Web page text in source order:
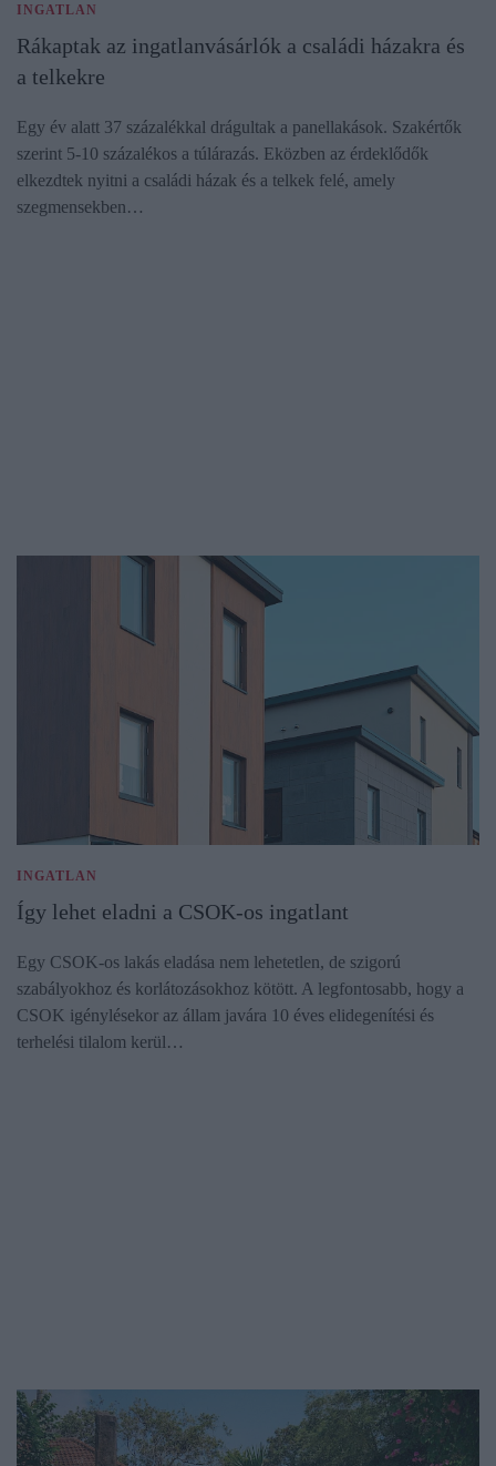
INGATLAN
Rákaptak az ingatlanvásárlók a családi házakra és
a telkekre
Egy év alatt 37 százalékkal drágultak a panellakások. Szakértők
szerint 5-10 százalékos a túlárazás. Eközben az érdeklődők
elkezdtek nyitni a családi házak és a telkek felé, amely
szegmensekben…
INGATLAN
Így lehet eladni a CSOK-os ingatlant
Egy CSOK-os lakás eladása nem lehetetlen, de szigorú
szabályokhoz és korlátozásokhoz kötött. A legfontosabb, hogy a
CSOK igénylésekor az állam javára 10 éves elidegenítési és
terhelési tilalom kerül…